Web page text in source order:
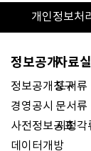
개인정보처
정보공개
정보공개청구
경영공시
사전정보공표
데이터개방
자료실
도서류
문서류
시청각